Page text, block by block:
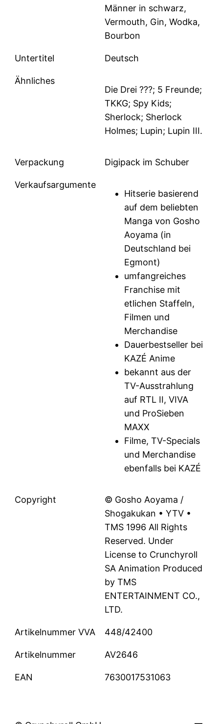
Männer in schwarz,
Vermouth, Gin, Wodka,
Bourbon
Untertitel Deutsch
Ähnliches
Die Drei ???; 5 Freunde;
TKKG; Spy Kids;
Sherlock; Sherlock
Holmes; Lupin; Lupin III.
Verpackung Digipack im Schuber
Verkaufsargumente
Hitserie basierend
auf dem beliebten
Manga von Gosho
Aoyama (in
Deutschland bei
Egmont)
umfangreiches
Franchise mit
etlichen Staffeln,
Filmen und
Merchandise
Dauerbestseller bei
KAZÉ Anime
bekannt aus der
TV-Ausstrahlung
auf RTL II, VIVA
und ProSieben
MAXX
Filme, TV-Specials
und Merchandise
ebenfalls bei KAZÉ
Copyright
© Gosho Aoyama /
Shogakukan • YTV •
TMS 1996 All Rights
Reserved. Under
License to Crunchyroll
SA Animation Produced
by TMS
ENTERTAINMENT CO.,
LTD.
Artikelnummer VVA 448/42400
Artikelnummer AV2646
EAN 7630017531063